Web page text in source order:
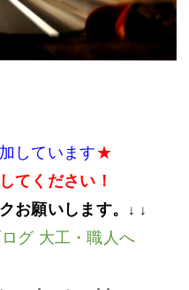
しています★
てください！
お願いします。 ↓ ↓